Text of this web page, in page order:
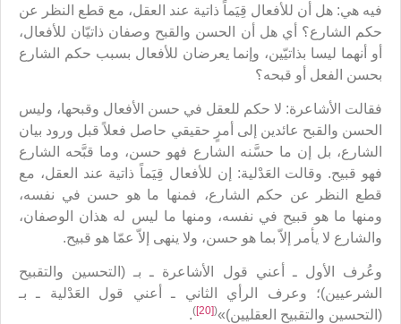
فيه هي: هل أن للأفعال قِيَماً ذاتية عند العقل، مع قطع النظر عن
حكم الشارع؟ أي هل أن الحسن والقبح وصفان ذاتيّان للأفعال،
أو أنهما ليسا بذاتيّين، وإنما يعرضان للأفعال بسبب حكم الشارع
بحسن الفعل أو قبحه؟
فقالت الأشاعرة: لا حكم للعقل في حسن الأفعال وقبحها، وليس
الحسن والقبح عائدين إلى أمرٍ حقيقي حاصل فعلاً قبل ورود بيان
الشارع، بل إن ما حسَّنه الشارع فهو حسن، وما قبَّحه الشارع
فهو قبيح. وقالت العَدْلية: إن للأفعال قِيَماً ذاتية عند العقل، مع
قطع النظر عن حكم الشارع، فمنها ما هو حسن في نفسه،
ومنها ما هو قبيح في نفسه، ومنها ما ليس له هذان الوصفان،
والشارع لا يأمر إلاّ بما هو حسن، ولا ينهى إلاّ عمّا هو قبيح.
وعُرف الأول ـ أعني قول الأشاعرة ـ بـ (التحسين والتقبيح
الشرعيين)؛ وعرف الرأي الثاني ـ أعني قول العَدْلية ـ بـ
(التحسين والتقبيح العقليين)»(
[20]
)
.